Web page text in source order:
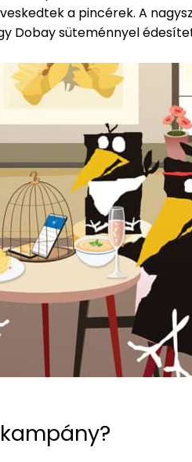
a pincérek. A
Dobay süteménnyel